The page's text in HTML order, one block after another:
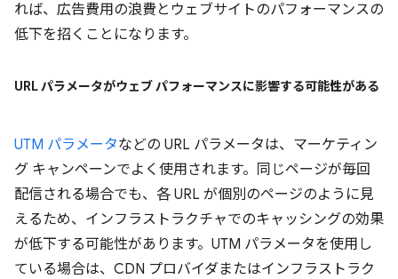
れば、広告費用の浪費とウェブサイトのパフォーマンスの
低下を招くことになります。
URL パラメータがウェブ パフォーマンスに影響する可能性がある
UTM パラメータなどの URL パラメータは、マーケティン
グ キャンペーンでよく使用されます。同じページが毎回
配信される場合でも、各 URL が個別のページのように見
えるため、インフラストラクチャでのキャッシングの効果
が低下する可能性があります。UTM パラメータを使用し
ている場合は、CDN プロバイダまたはインフラストラク